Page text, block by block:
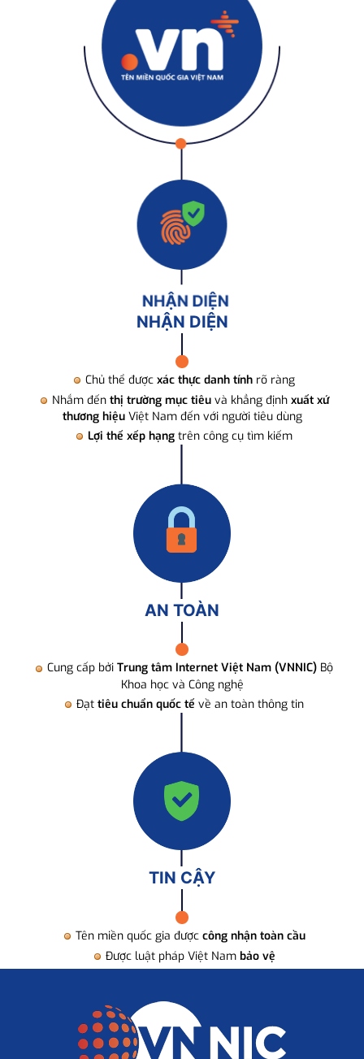
NHẬN DIỆN
Chủ thể được xác thực danh tính rõ ràng
Nhắm đến thị trường mục tiêuvà khẳng định xuất xứ
thương hiệuViệt Nam đến với người tiêu dùng
Lợi thế xếp hạng trên công cụ tìm kiếm
AN TOÀN
Cung cấp bởi Trung tâm Internet Việt Nam (VNNIC) Bộ
Khoa học và Công nghệ
Đạt tiêu chuẩn quốc tế về an toàn thông tin
TIN CẬY
Tên miền quốc gia được công nhận toàn cầu
Được luật pháp Việt Nam bảo vệ